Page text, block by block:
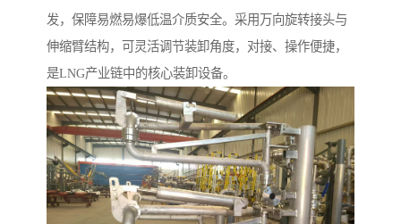
发，保障易燃易爆低温介质安全。采用万向旋转接头与
伸缩臂结构，可灵活调节装卸角度，对接、操作便捷，
是LNG产业链中的核心装卸设备。